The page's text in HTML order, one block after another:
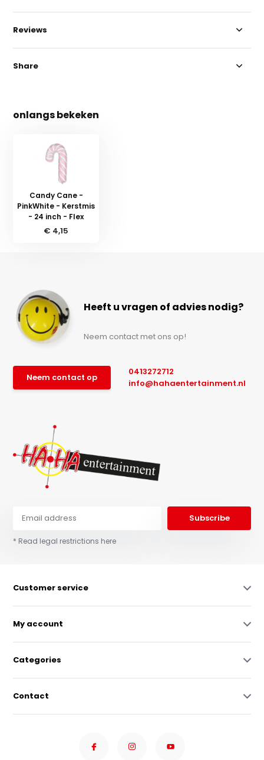
Reviews
Share
onlangs bekeken
Candy Cane -
PinkWhite - Kerstmis
- 24 inch - Flex
€ 4,15
Heeft u vragen of advies nodig?
Neem contact met ons op!
Neem contact op
0413272712
info@hahaentertainment.nl
Subscribe
* Read legal restrictions here
Customer service
My account
Categories
Contact